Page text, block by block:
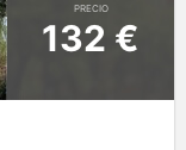
PRECIO
132 €